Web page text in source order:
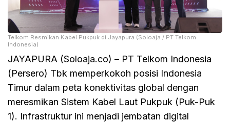
Telkom Resmikan Kabel Pukpuk di Jayapura (Soloaja / PT Telkom
Indonesia)
JAYAPURA (Soloaja.co) – PT Telkom Indonesia
(Persero) Tbk memperkokoh posisi Indonesia
Timur dalam peta konektivitas global dengan
meresmikan Sistem Kabel Laut Pukpuk (Puk-Puk
1). Infrastruktur ini menjadi jembatan digital